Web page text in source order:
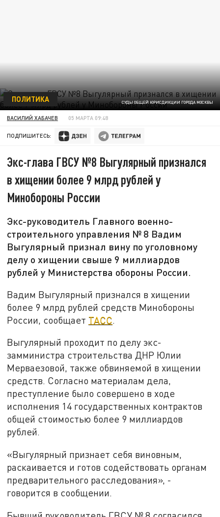
СУДЫ ОБЩЕЙ ЮРИСДИКЦИИ ГОРОДА МОСКВЫ
ПОЛИТИКА
ВАСИЛИЙ ХАБАЧЕВ 05 МАРТА 09:48
ПОДПИШИТЕСЬ:
Экс-глава ГВСУ №8 Выгулярный признался
в хищении более 9 млрд рублей у
Минобороны России
Экс-руководитель Главного военно-
строительного управления № 8 Вадим
Выгулярный признал вину по уголовному
делу о хищении свыше 9 миллиардов
рублей у Министерства обороны России.
Вадим Выгулярный признался в хищении
более 9 млрд рублей средств Минобороны
России, сообщает ТАСС.
Выгулярный проходит по делу экс-
замминистра строительства ДНР Юлии
Мерваезовой, также обвиняемой в хищении
средств. Согласно материалам дела,
преступление было совершено в ходе
исполнения 14 государственных контрактов
общей стоимостью более 9 миллиардов
рублей.
«Выгулярный признает себя виновным,
раскаивается и готов содействовать органам
предварительного расследования», -
говорится в сообщении.